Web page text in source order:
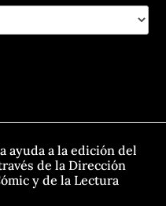
ayuda a la edición del
de la Dirección
y de la Lectura